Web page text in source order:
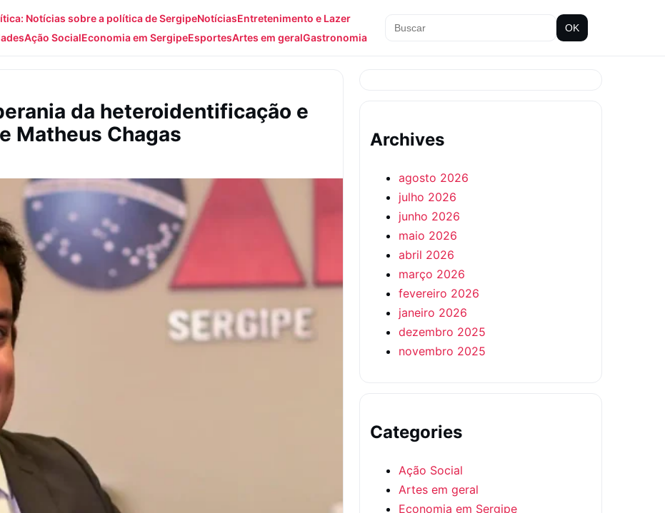
Notícias sobre a política de SergipeNotíciasEntretenimento e Lazer
Ação SocialEconomia em SergipeEsportesArtes em geralGastronomia
OK
da heteroidentificação e
Matheus Chagas
Archives
agosto 2026
julho 2026
junho 2026
maio 2026
abril 2026
março 2026
fevereiro 2026
janeiro 2026
dezembro 2025
novembro 2025
Categories
Ação Social
Artes em geral
Economia em Sergipe